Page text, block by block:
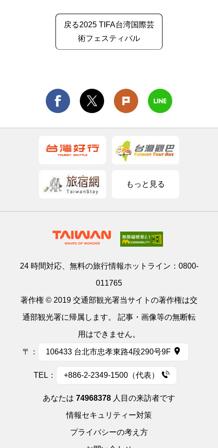
戻る2025 TIFA台湾国際芸
術フェスティバル
もっと見る
24 時間対応、無料の旅行情報ホットライン： 0800-
011765
著作権 © 2019 交通部観光署当サイトの著作権は交
通部観光署に帰属します。 記事・画像等の無断転
用はできません。
〒： 106433 台北市忠孝東路4段290号9F
TEL： +886-2-2349-1500（代表）
あなたは 74968378 人目の来訪者です
情報セキュリティー対策
プライバシーの考え方